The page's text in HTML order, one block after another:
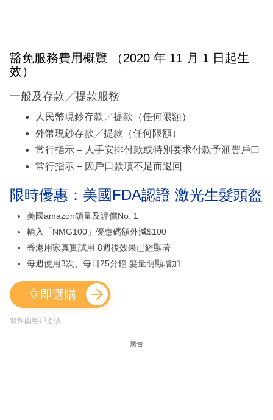
豁免服務費用概覽 （2020 年 11 月 1 日起生
效）
一般及存款╱提款服務
人民幣現鈔存款╱提款（任何限額）
外幣現鈔存款╱提款（任何限額）
常行指示 – 人手安排付款或特別要求付款予滙豐戶口
常行指示 – 因戶口款項不足而退回
限時優惠：美國FDA認證 激光生髮頭盔
美國amazon鎖量及評價No. 1
輸入「NMG100」優惠碼額外減$100
香港用家真實試用 8週後效果已經顯著
每週使用3次、每日25分鐘 髮量明顯增加
立即選購
資料由客戶提供
廣告